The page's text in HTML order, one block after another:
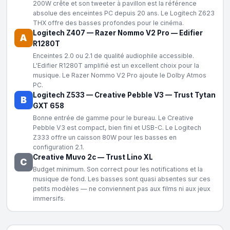
200W crête et son tweeter à pavillon est la référence
absolue des enceintes PC depuis 20 ans. Le Logitech Z623
THX offre des basses profondes pour le cinéma.
A Logitech Z407 — Razer Nommo V2 Pro — Edifier
R1280T
Enceintes 2.0 ou 2.1 de qualité audiophile accessible.
L'Edifier R1280T amplifié est un excellent choix pour la
musique. Le Razer Nommo V2 Pro ajoute le Dolby Atmos
PC.
B Logitech Z533 — Creative Pebble V3 — Trust Tytan
GXT 658
Bonne entrée de gamme pour le bureau. Le Creative
Pebble V3 est compact, bien fini et USB-C. Le Logitech
Z333 offre un caisson 80W pour les basses en
configuration 2.1.
C Creative Muvo 2c— Trust Lino XL
Budget minimum. Son correct pour les notifications et la
musique de fond. Les basses sont quasi absentes sur ces
petits modèles — ne conviennent pas aux films ni aux jeux
immersifs.